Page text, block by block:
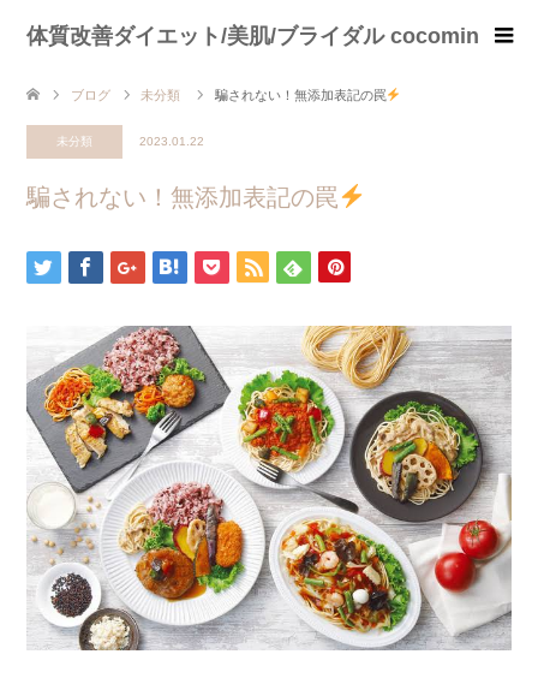
体質改善ダイエット/美肌/ブライダル cocomin
ブログ 未分類 騙されない！無添加表記の罠
未分類 2023.01.22
騙されない！無添加表記の罠